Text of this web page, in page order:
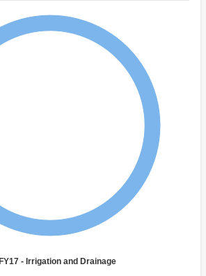
FY17 - Irrigation and Drainage